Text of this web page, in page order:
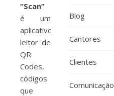
“Scan”
é um
aplicativo
leitor de
QR
Codes,
códigos
que
Blog
Cantores
Clientes
Comunicação